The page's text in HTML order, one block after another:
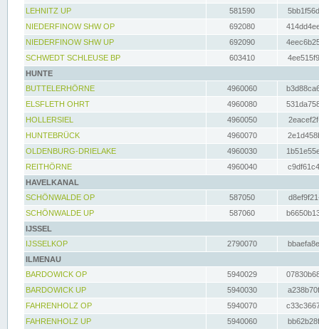
LEHNITZ UP
581590
NIEDERFINOW SHW OP
692080
NIEDERFINOW SHW UP
692090
SCHWEDT SCHLEUSE BP
603410
HUNTE
BUTTELERHÖRNE
4960060
ELSFLETH OHRT
4960080
HOLLERSIEL
4960050
HUNTEBRÜCK
4960070
OLDENBURG-DRIELAKE
4960030
REITHÖRNE
4960040
HAVELKANAL
SCHÖNWALDE OP
587050
SCHÖNWALDE UP
587060
IJSSEL
IJSSELKOP
2790070
ILMENAU
BARDOWICK OP
5940029
BARDOWICK UP
5940030
FAHRENHOLZ OP
5940070
FAHRENHOLZ UP
5940060